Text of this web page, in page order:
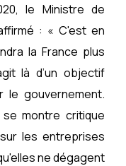
le Ministre de
: « C'est en
la France plus
là d’un objectif
le gouvernement.
montre critique
les entreprises
ne dégagent